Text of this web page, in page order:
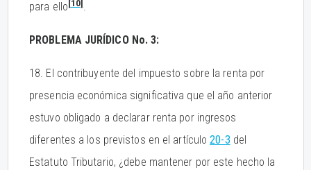
para ello [10] .
PROBLEMA JURÍDICO No. 3:
18. El contribuyente del impuesto sobre la renta por
presencia económica significativa que el año anterior
estuvo obligado a declarar renta por ingresos
diferentes a los previstos en el artículo20-3 del
Estatuto Tributario, ¿debe mantener por este hecho la